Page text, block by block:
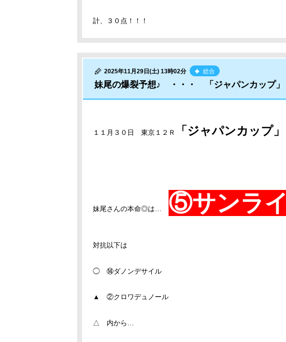
計、３０点！！！
2025年11月29日(土) 13時02分 総合
妹尾の爆裂予想♪ ・・・ 「ジャパンカップ」
１１月３０日 東京１２Ｒ 「ジャパンカップ」
妹尾さんの本命◎は… ⑤サンラ
対抗以下は
◯ ⑭ダノンデサイル
▲ ②クロワデュノール
△ 内から…